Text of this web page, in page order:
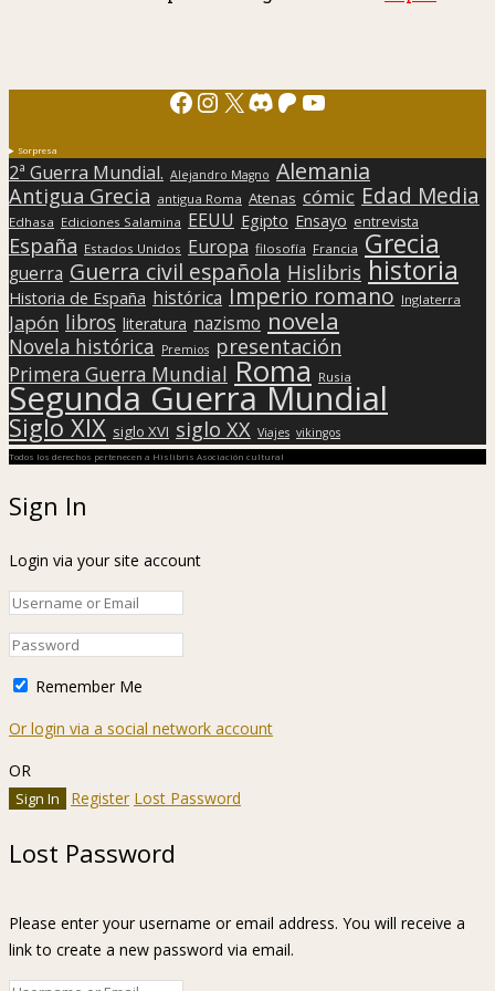
Facebook
Instagram
X Discord
Patreon
YouTube
Sorpresa
2ª Guerra Mundial. Alejandro Magno Alemania
Antigua Grecia antigua Roma Atenas cómic Edad Media
Edhasa Ediciones Salamina EEUU Egipto Ensayo entrevista
España Estados Unidos Europa filosofía Francia Grecia
guerra Guerra civil española Hislibris historia
Historia de España histórica Imperio romano Inglaterra
Japón libros literatura nazismo novela
Novela histórica Premios presentación
Primera Guerra Mundial Roma Rusia
Segunda Guerra Mundial
Siglo XIX siglo XVI siglo XX Viajes vikingos
Todos los derechos pertenecen a Hislibris Asociación cultural
Sign In
Login via your site account
Remember Me
Or login via a social network account
OR
Register Lost Password
Lost Password
Please enter your username or email address. You will receive a
link to create a new password via email.